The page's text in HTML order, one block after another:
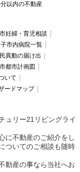
以内の不動産
妊婦・育児相談
市内病院一覧
異動の届け出
都市計画図
いて
ードマップ
ュリー21リビングライ
に不動産のご紹介をし
ついてのご相談も随時
動産の事なら当社へお